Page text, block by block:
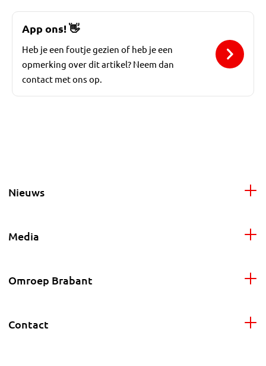
App ons!👋
Heb je een foutje gezien of heb je een
opmerking over dit artikel? Neem dan
contact met ons op.
Nieuws
Media
Omroep Brabant
Contact